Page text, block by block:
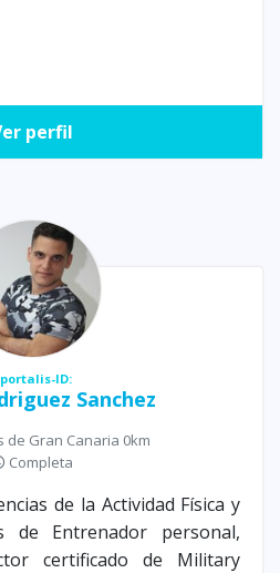
perfil
ID:
Sanchez
de Gran Canaria 0km
Completa
de la Actividad Física y
de Entrenador personal,
certificado de Military